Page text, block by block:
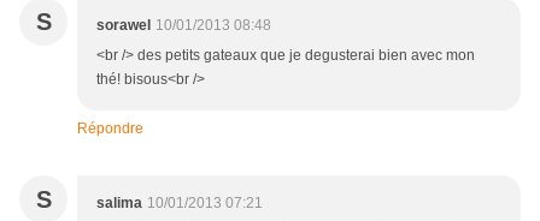
S sorawel 10/01/2013 08:48
<br /> des petits gateaux que je degusterai bien avec mon
thé! bisous<br />
Répondre
S salima 10/01/2013 07:21